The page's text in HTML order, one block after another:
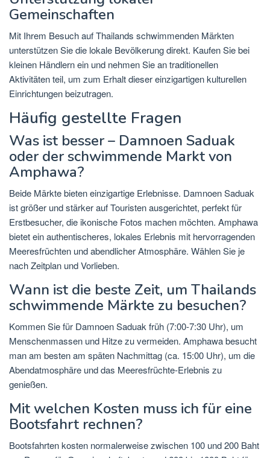
Gemeinschaften
Mit Ihrem Besuch auf Thailands schwimmenden Märkten
unterstützen Sie die lokale Bevölkerung direkt. Kaufen Sie bei
kleinen Händlern ein und nehmen Sie an traditionellen
Aktivitäten teil, um zum Erhalt dieser einzigartigen kulturellen
Einrichtungen beizutragen.
Häufig gestellte Fragen
Was ist besser – Damnoen Saduak
oder der schwimmende Markt von
Amphawa?
Beide Märkte bieten einzigartige Erlebnisse. Damnoen Saduak
ist größer und stärker auf Touristen ausgerichtet, perfekt für
Erstbesucher, die ikonische Fotos machen möchten. Amphawa
bietet ein authentischeres, lokales Erlebnis mit hervorragenden
Meeresfrüchten und abendlicher Atmosphäre. Wählen Sie je
nach Zeitplan und Vorlieben.
Wann ist die beste Zeit, um Thailands
schwimmende Märkte zu besuchen?
Kommen Sie für Damnoen Saduak früh (7:00-7:30 Uhr), um
Menschenmassen und Hitze zu vermeiden. Amphawa besucht
man am besten am späten Nachmittag (ca. 15:00 Uhr), um die
Abendatmosphäre und das Meeresfrüchte-Erlebnis zu
genießen.
Mit welchen Kosten muss ich für eine
Bootsfahrt rechnen?
Bootsfahrten kosten normalerweise zwischen 100 und 200 Baht